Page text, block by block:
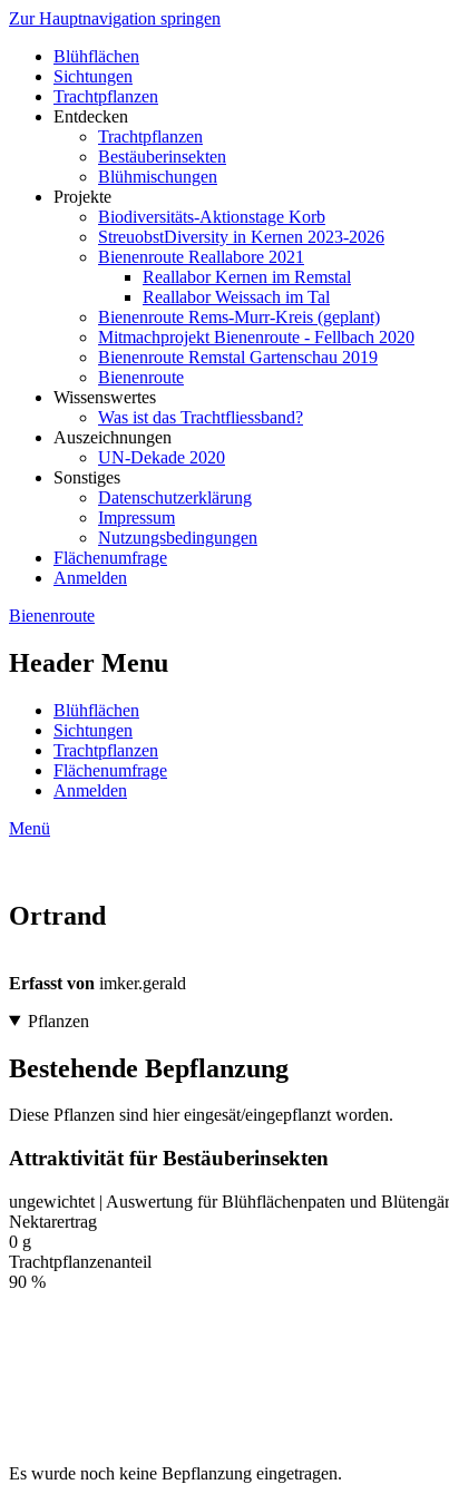
Zur Hauptnavigation springen
Blühflächen
Sichtungen
Trachtpflanzen
Entdecken
Trachtpflanzen
Bestäuberinsekten
Blühmischungen
Projekte
Biodiversitäts-Aktionstage Korb
StreuobstDiversity in Kernen 2023-2026
Bienenroute Reallabore 2021
Reallabor Kernen im Remstal
Reallabor Weissach im Tal
Bienenroute Rems-Murr-Kreis (geplant)
Mitmachprojekt Bienenroute - Fellbach 2020
Bienenroute Remstal Gartenschau 2019
Bienenroute
Wissenswertes
Was ist das Trachtfliessband?
Auszeichnungen
UN-Dekade 2020
Sonstiges
Datenschutzerklärung
Impressum
Nutzungsbedingungen
Flächenumfrage
Anmelden
Bienenroute
Header Menu
Blühflächen
Sichtungen
Trachtpflanzen
Flächenumfrage
Anmelden
Menü
Ortrand
Erfasst von imker.gerald
Pflanzen
Bestehende Bepflanzung
Diese Pflanzen sind hier eingesät/eingepflanzt worden.
Attraktivität für Bestäuberinsekten
ungewichtet | Auswertung für Blühflächenpaten und
Nektarertrag
0 g
Trachtpflanzenanteil
90 %
Es wurde noch keine Bepflanzung eingetragen.